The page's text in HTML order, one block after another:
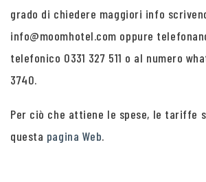
grado di chiedere maggiori info
info@moomhotel.com oppure
telefonico 0331 327 511 o al numero
3740.
Per ciò che attiene le spese, le tariffe
questa pagina Web.